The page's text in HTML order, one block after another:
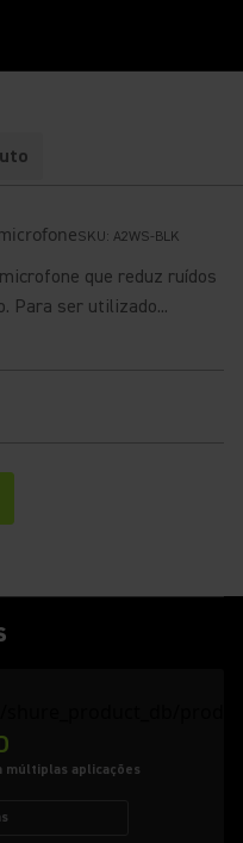
SKU: A2WS-BLK
que reduz ruídos
Para ser utilizado...
tab)
múltiplas aplicações